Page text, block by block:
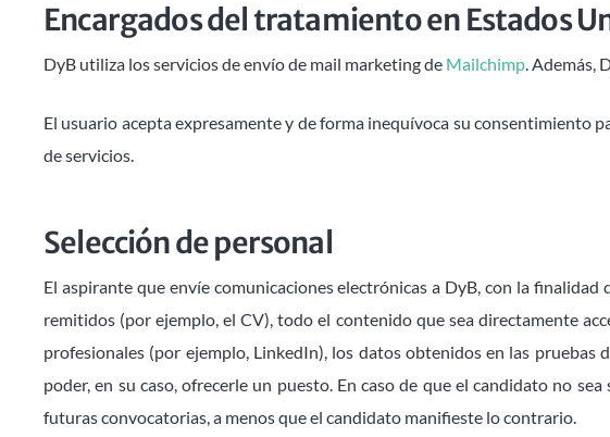
Encargados del tratamiento en Estados
DyB utiliza los servicios de envío de mail marketing de Mailchimp. Además,
El usuario acepta expresamente y de forma inequívoca su consentimiento
de servicios.
Selección de personal
El aspirante que envíe comunicaciones electrónicas a DyB, con la
remitidos (por ejemplo, el CV), todo el contenido que sea directamente
profesionales (por ejemplo, LinkedIn), los datos obtenidos en las
poder, en su caso, ofrecerle un puesto. En caso de que el candidato no
futuras convocatorias, a menos que el candidato manifieste lo contrario.